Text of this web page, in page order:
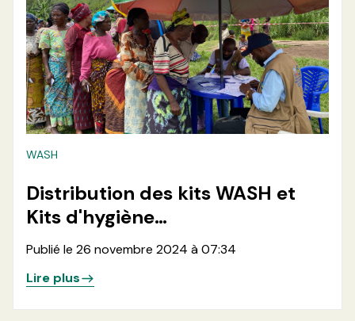
WASH
Distribution des kits WASH et
Kits d'hygiène
menstruelle(MHM) dans les
Kalehe en province du Sud-Kivu
Publié le 26 novembre 2024 à 07:34
Lire plus